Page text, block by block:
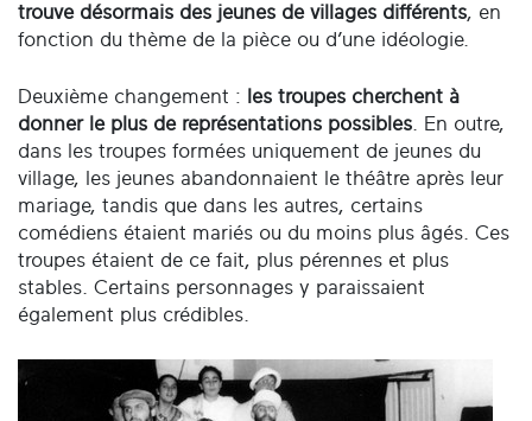
trouve désormais des jeunes de villages différents, en
fonction du thème de la pièce ou d’une idéologie.
Deuxième changement : les troupes cherchent à
donner le plus de représentations possibles . En outre,
dans les troupes formées uniquement de jeunes du
village, les jeunes abandonnaient le théâtre après leur
mariage, tandis que dans les autres, certains
comédiens étaient mariés ou du moins plus âgés. Ces
troupes étaient de ce fait, plus pérennes et plus
stables. Certains personnages y paraissaient
également plus crédibles.